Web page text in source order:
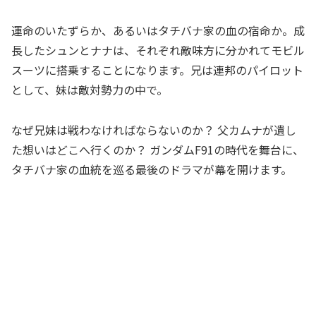
運命のいたずらか、あるいはタチバナ家の血の宿命か。成
長したシュンとナナは、それぞれ敵味方に分かれてモビル
スーツに搭乗することになります。兄は連邦のパイロット
として、妹は敵対勢力の中で。
なぜ兄妹は戦わなければならないのか？ 父カムナが遺し
た想いはどこへ行くのか？ ガンダムF91の時代を舞台に、
タチバナ家の血統を巡る最後のドラマが幕を開けます。